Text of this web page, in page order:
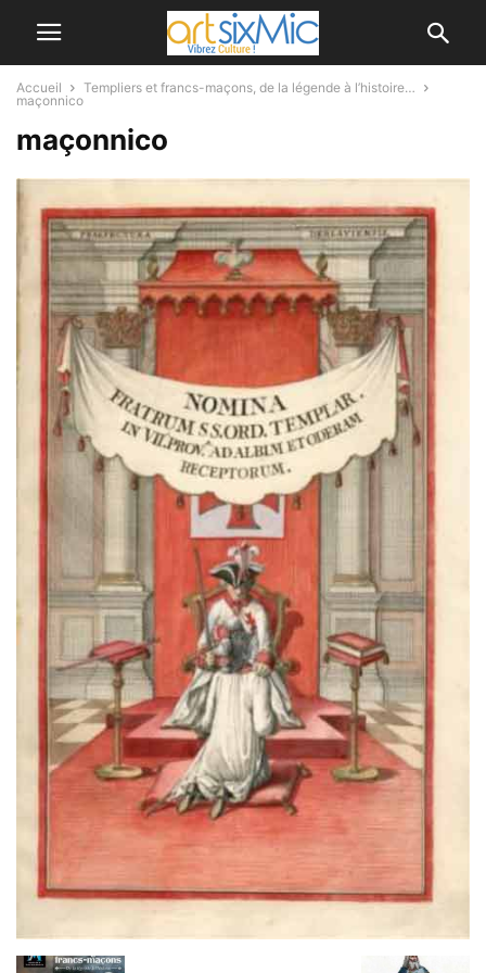
Accueil
Templiers et francs-maçons, de la légende à l’histoire…
maçonnico
maçonnico